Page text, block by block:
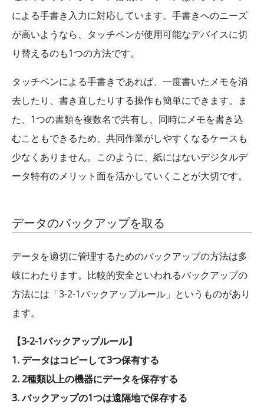
による手書き入力に対応しています。手書きへのニーズ
が高いようなら、タッチペンが使用可能なデバイスに切
り替えるのも1つの方法です。
タッチペンによる手書きであれば、一度書いたメモを消
去したり、書き直したりする操作も簡単にできます。ま
た、1つの書類を複数名で共有し、同時にメモを書き込
むこともできるため、共同作業がしやすくなるケースも
少なくありません。このように、紙にはないデジタルデ
ータ特有のメリット面を活かしていくことが大切です。
データのバックアップを取る
データを適切に管理するためのバックアップの方法は多
岐にわたります。比較的安全といわれるバックアップの
方法には「3-2-1バックアップルール」というものがあり
ます。
【3-2-1バックアップルール】
1. データはコピーして3つ保有する
2. 2種類以上の機器にデータを保存する
3. バックアップの1つは遠隔地で保存する